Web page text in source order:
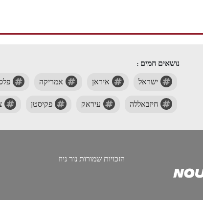
נושאים חמים :
ישראל איראן אמריקה
חיזבאללה עיראק פקיסטן
הזכויות שמורות נור ניוז